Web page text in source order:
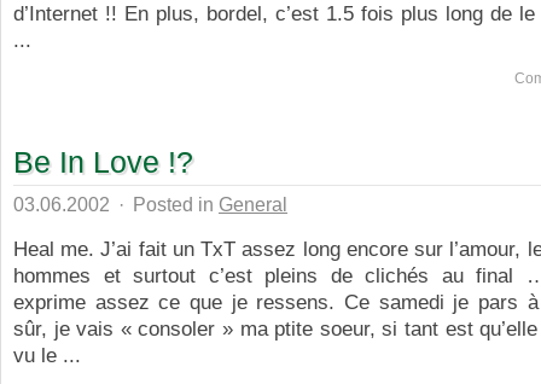
d’Internet !! En plus, bordel, c’est 1.5 fois plus long de le
...
Be In Love !?
03.06.2002 · Posted in General
Heal me. J’ai fait un TxT assez long encore sur l’amour,
hommes et surtout c’est pleins de clichés au final
exprime assez ce que je ressens. Ce samedi je pars à
sûr, je vais « consoler » ma ptite soeur, si tant est
vu le ...